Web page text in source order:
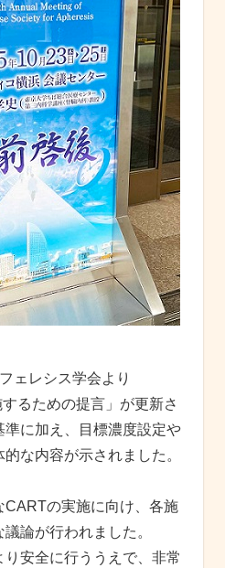
ェレシス学会より
るための提言」が更新さ
準に加え、目標濃度設定や
な内容が示されました。
CARTの実施に向け、各施
論が行われました。
安全に行ううえで、非常